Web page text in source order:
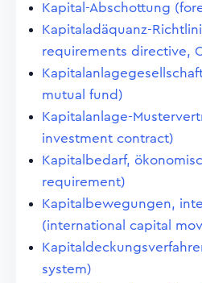
Kapital-Abschottung
Kapitaladäquanz-
requirements directive,
mutual fund)
Kapitalanlage-
investment contract)
Kapitalbedarf,
requirement)
Kapitalbewegungen,
(international capital
system)